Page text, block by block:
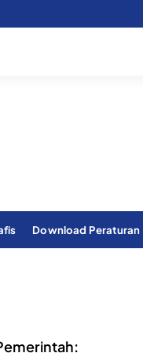
Download Peraturan